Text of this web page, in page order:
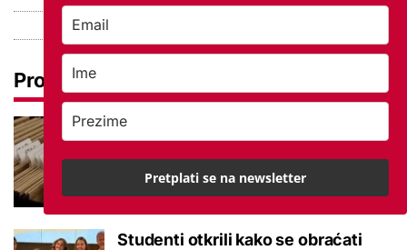
Pročitaj još
Promjena prakse za sve SC-ove,
potvrđeno
Studenti otkrili kako se obraćati
Pretplati se na newsletter